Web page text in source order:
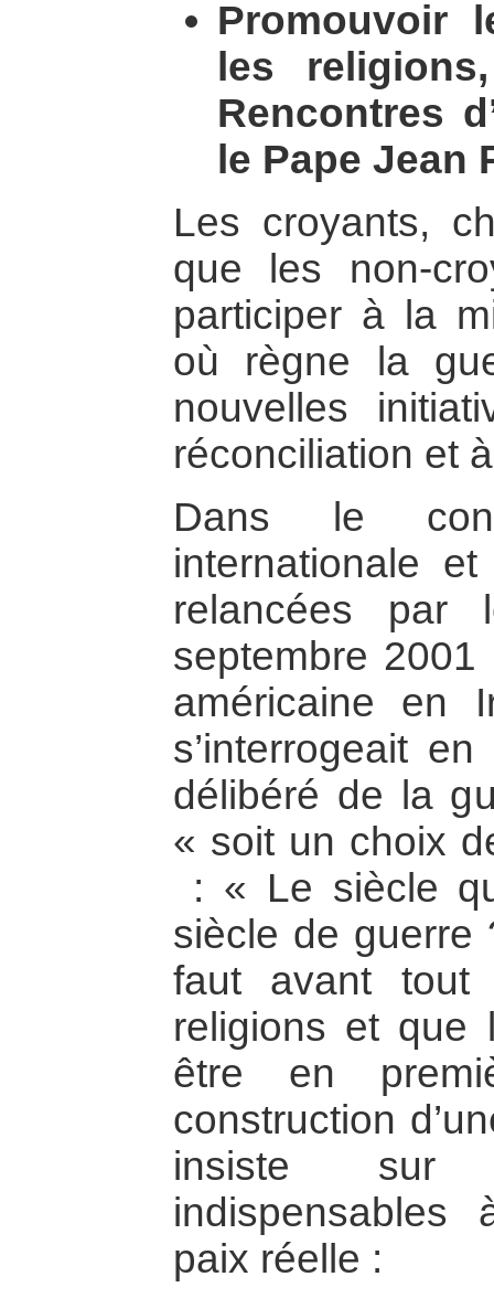
Promouvoir
les
Rencontres
le Pape Jean
Les croyants,
que les non-
participer à la
où règne la
nouvelles
réconciliation et
Dans le
internationale et
relancées par
septembre 2001
américaine en
s’interrogeait
délibéré de la
« soit un choix
: « Le siècle
siècle de guerre
faut avant
religions et que
être en
construction
insiste sur
indispensables
paix réelle :